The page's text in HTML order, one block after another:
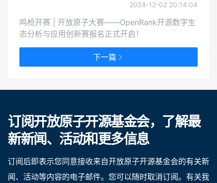
2024-12-02 20:14:04
鸣枪开赛 | 开放原子大赛——OpenRank开源数字生
态分析与应用创新赛报名正式开启！
下一篇
订阅开放原子开源基金会，了解最
新新闻、活动和更多信息
订阅后即表示您同意接收来自开放原子开源基金会的有关新
闻、活动等内容的电子邮件。您可以随时取消订阅。有关我